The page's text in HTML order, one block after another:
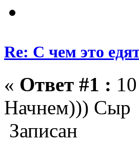
Re: С чем это
« Ответ #1 :
Начнем))) Сыр
Записан